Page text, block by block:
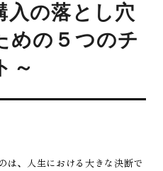
入の落とし穴
めの５つのチ
～
は、人生における大きな決断で